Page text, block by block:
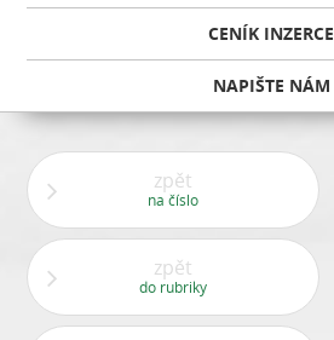
CENÍK INZERCE
NAPIŠTE NÁM
zpět
na číslo
zpět
do rubriky